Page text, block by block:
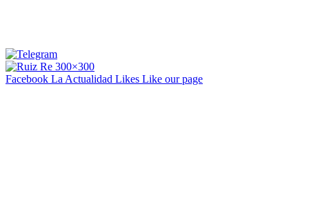
Facebook La Actualidad Likes Like our page